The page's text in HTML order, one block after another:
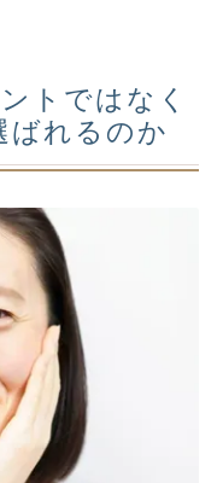
トではなく
ばれるのか